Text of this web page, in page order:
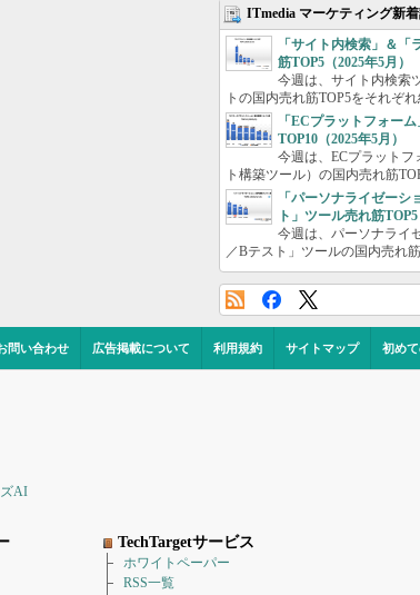
ITmedia マーケティング新
「サイト内検索」＆
筋TOP5（2025年5月）
今週は、サイト内検索
トの国内売れ筋TOP5をそれぞれ
「ECプラットフォー
TOP10（2025年5月）
今週は、ECプラットフ
ト構築ツール）の国内売れ筋
「パーソナライゼーシ
ト」ツール売れ筋TOP5
今週は、パーソナライ
／Bテスト」ツールの国内売れ
問い合わせ 広告掲載について 利用規約 サイトマップ 初め
AI
TechTargetサービス
ホワイトペーパー
RSS一覧